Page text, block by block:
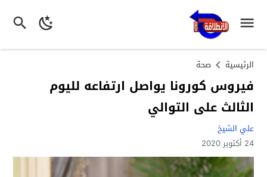
الرئيسية صحة
فيروس كورونا يواصل ارتفاعه لليوم
الثالث على التوالي
علي الشيخ
24 أكتوبر 2020